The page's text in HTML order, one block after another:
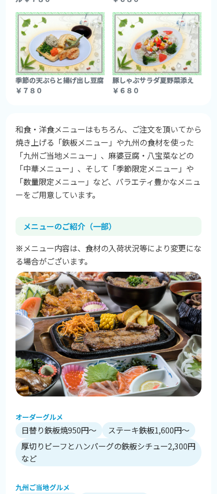
季節の天ぷらと揚げ出し豆腐
￥７８０
豚しゃぶサラダ夏野菜添え
￥６８０
和食・洋食メニューはもちろん、ご注文を頂いてから
焼き上げる「鉄板メニュー」や九州の食材を使った
「九州ご当地メニュー」、麻婆豆腐・八宝菜などの
「中華メニュー」、そして「季節限定メニュー」や
「数量限定メニュー」など、バラエティ豊かなメニュ
ーをご用意しています。
メニューのご紹介（一部）
※メニュー内容は、食材の入荷状況等により変更にな
る場合がございます。
オーダーグルメ
日替り鉄板焼950円～
ステーキ鉄板1,600円～
厚切りビーフとハンバーグの鉄板シチュー2,300円
など
九州ご当地グルメ